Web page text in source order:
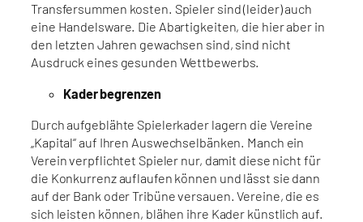
Transfersummen kosten. Spieler sind (leider) auch
eine Handelsware. Die Abartigkeiten, die hier aber in
den letzten Jahren gewachsen sind, sind nicht
Ausdruck eines gesunden Wettbewerbs.
Kader begrenzen
Durch aufgeblähte Spielerkader lagern die Vereine
„Kapital“ auf Ihren Auswechselbänken. Manch ein
Verein verpflichtet Spieler nur, damit diese nicht für
die Konkurrenz auflaufen können und lässt sie dann
auf der Bank oder Tribüne versauen. Vereine, die es
sich leisten können, blähen ihre Kader künstlich auf.